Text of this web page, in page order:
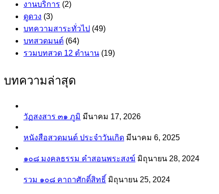
งานบริการ (2)
ดูดวง (3)
บทความสาระทั่วไป (49)
บทสวดมนต์ (64)
รวมบทสวด 12 ตำนาน (19)
บทความล่าสุด
วัฏสงสาร ๓๑ ภูมิ มีนาคม 17, 2026
หนังสือสวดมนต์ ประจำวันเกิด มีนาคม 6, 2025
๑๐๘ มงคลธรรม คำสอนพระสงฆ์ มิถุนายน 28, 2024
รวม ๑๐๘ คาถาศักดิ์สิทธิ์ มิถุนายน 25, 2024